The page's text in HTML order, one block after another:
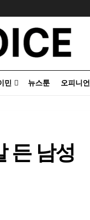
민 뉴스툰 오피니언
든 남성